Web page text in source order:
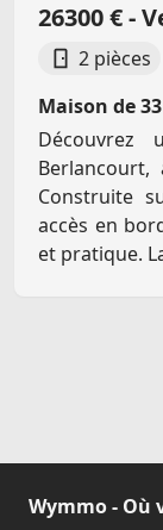
26300 € -
2 pièces
Maison de 33
Découvrez
Construite
accès en
et pratique.
Wymmo - Où